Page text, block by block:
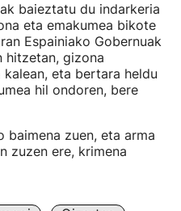
baieztatu du indarkeria
eta emakumea bikote
Espainiako Gobernuak
hitzetan, gizona
eta bertara heldu
hil ondoren, bere
zuen, eta arma
zuzen ere, krimena